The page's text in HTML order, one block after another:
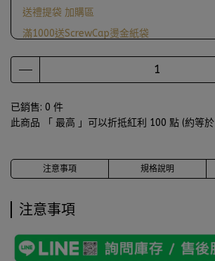
送禮提袋 加購區
滿1000送ScrewCap燙金紙袋
已銷售: 0 件
此商品 「 最高 」可以折抵紅利 100 點 (約等於
注意事項 規格說明
注意事項